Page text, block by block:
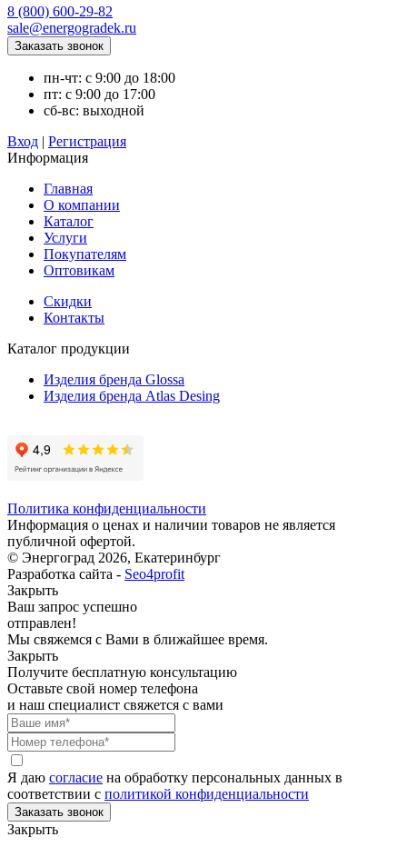
8 (800) 600-29-82
sale@energogradek.ru
пн-чт: с 9:00 до 18:00
пт: с 9:00 до 17:00
сб-вс: выходной
Вход | Регистрация
Информация
Главная
О компании
Каталог
Услуги
Покупателям
Оптовикам
Скидки
Контакты
Каталог продукции
Изделия бренда Glossa
Изделия бренда Atlas Desing
Политика конфиденциальности
Информация о ценах и наличии товаров не является
публичной офертой.
© Энергоград 2026, Екатеринбург
Разработка сайта - Seo4profit
Закрыть
Ваш запрос успешно
отправлен!
Мы свяжемся с Вами в ближайшее время.
Закрыть
Получите бесплатную консультацию
Оставьте свой номер телефона
и наш специалист свяжется с вами
Я даю согласие на обработку персональных данных в
соответствии с политикой конфиденциальности
Закрыть